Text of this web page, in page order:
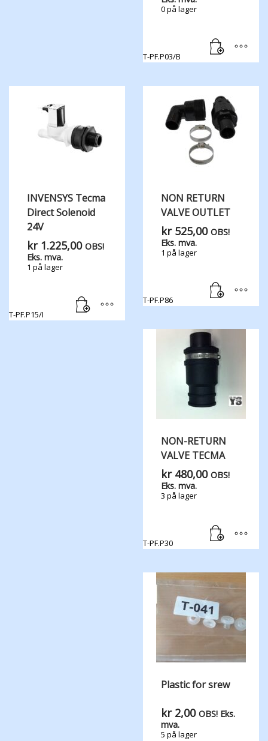
0 på lager
T-PF.P03/B
INVENSYS Tecma
Direct Solenoid
24V
kr1.225,00 OBS!
Eks. mva.
1 på lager
T-PF.P15/I
NON RETURN
VALVE OUTLET
kr525,00 OBS!
Eks. mva.
1 på lager
T-PF.P86
NON-RETURN
VALVE TECMA
kr480,00 OBS!
Eks. mva.
3 på lager
T-PF.P30
Plastic for srew
kr2,00 OBS! Eks.
mva.
5 på lager